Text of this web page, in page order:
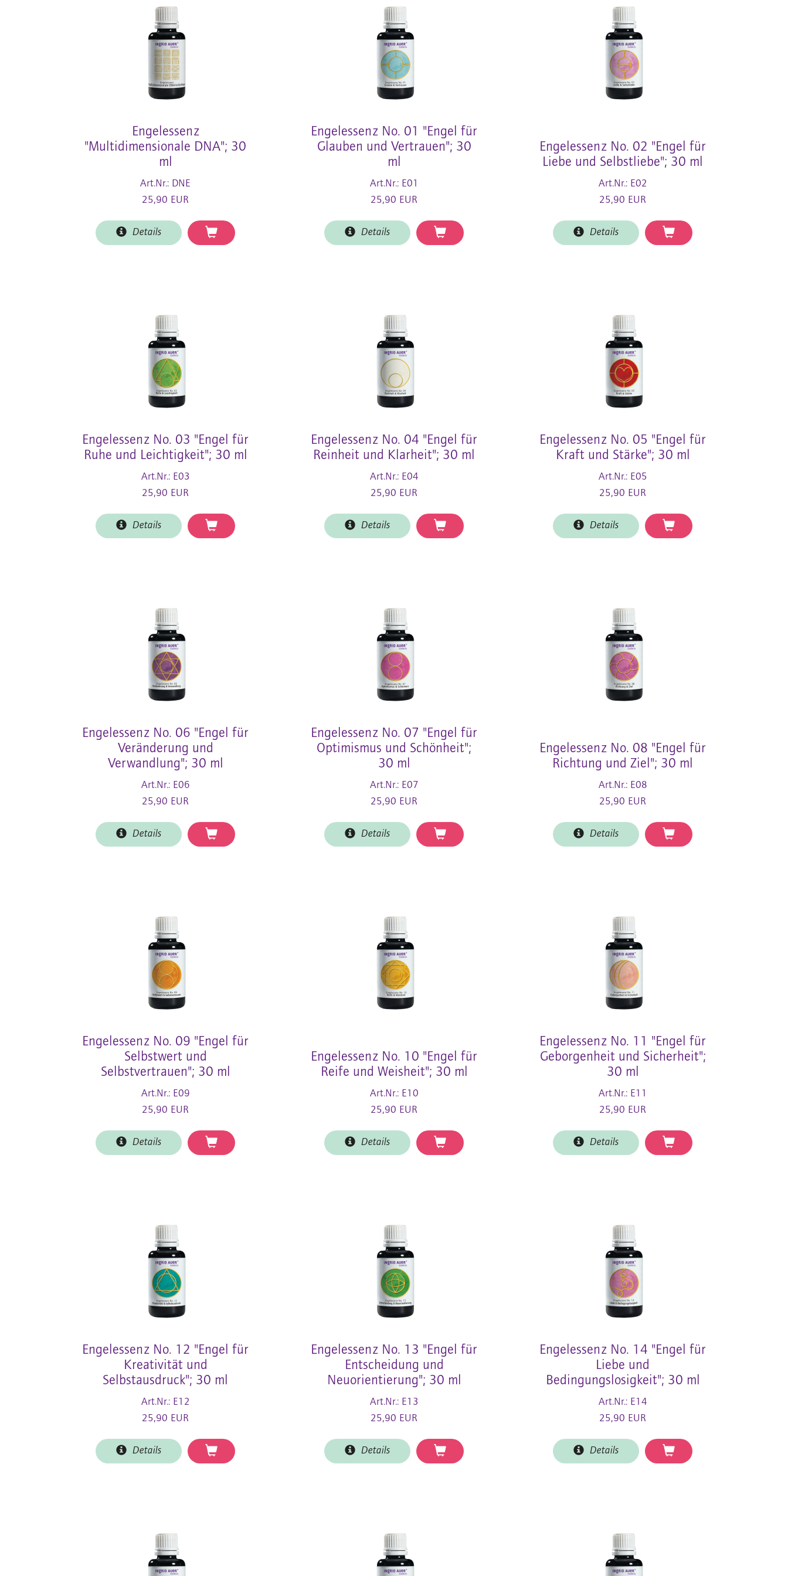
Engelessenz
"Multidimensionale DNA"; 30
ml
Art.Nr.: DNE
25,90 EUR
Details
Engelessenz No. 01 "Engel für
Glauben und Vertrauen"; 30
ml
Art.Nr.: E01
25,90 EUR
Details
Engelessenz No. 02 "Engel für
Liebe und Selbstliebe"; 30 ml
Art.Nr.: E02
25,90 EUR
Details
Engelessenz No. 03 "Engel für
Ruhe und Leichtigkeit"; 30 ml
Art.Nr.: E03
25,90 EUR
Details
Engelessenz No. 04 "Engel für
Reinheit und Klarheit"; 30 ml
Art.Nr.: E04
25,90 EUR
Details
Engelessenz No. 05 "Engel für
Kraft und Stärke"; 30 ml
Art.Nr.: E05
25,90 EUR
Details
Engelessenz No. 06 "Engel für
Veränderung und
Verwandlung"; 30 ml
Art.Nr.: E06
25,90 EUR
Details
Engelessenz No. 07 "Engel für
Optimismus und Schönheit";
30 ml
Art.Nr.: E07
25,90 EUR
Details
Engelessenz No. 08 "Engel für
Richtung und Ziel"; 30 ml
Art.Nr.: E08
25,90 EUR
Details
Engelessenz No. 09 "Engel für
Selbstwert und
Selbstvertrauen"; 30 ml
Art.Nr.: E09
25,90 EUR
Details
Engelessenz No. 10 "Engel für
Reife und Weisheit"; 30 ml
Art.Nr.: E10
25,90 EUR
Details
Engelessenz No. 11 "Engel für
Geborgenheit und Sicherheit";
30 ml
Art.Nr.: E11
25,90 EUR
Details
Engelessenz No. 12 "Engel für
Kreativität und
Selbstausdruck"; 30 ml
Art.Nr.: E12
25,90 EUR
Details
Engelessenz No. 13 "Engel für
Entscheidung und
Neuorientierung"; 30 ml
Art.Nr.: E13
25,90 EUR
Details
Engelessenz No. 14 "Engel für
Liebe und
Bedingungslosigkeit"; 30 ml
Art.Nr.: E14
25,90 EUR
Details